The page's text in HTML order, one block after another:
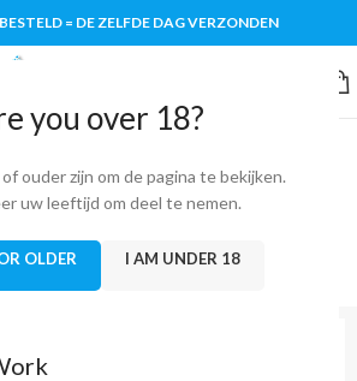
you over 18?
ouder zijn om de pagina te bekijken.
uw leeftijd om deel te nemen.
OLDER I AM UNDER 18
= DE ZELFDE DAG VERZONDEN